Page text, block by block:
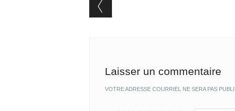
Post navigation
Laisser un commentaire
VOTRE ADRESSE COURRIEL NE SERA PAS